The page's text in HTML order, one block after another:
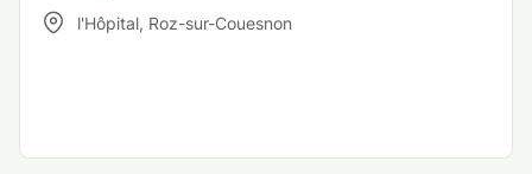
l'Hôpital, Roz-sur-Couesnon